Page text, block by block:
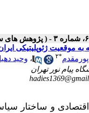
به موقعیت ژئوپلیتیکی
*۲ ، وحید
و ساختار